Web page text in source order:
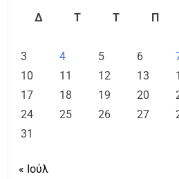
Δ
Τ Τ Π
3
4 5 6
10
11 12 13
17
18 19 20
24
25 26 27
31
« Ιούλ